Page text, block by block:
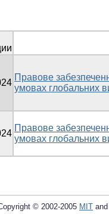
Правове
умовах глобальних
Правове
умовах глобальних
© 2002-2005 MIT